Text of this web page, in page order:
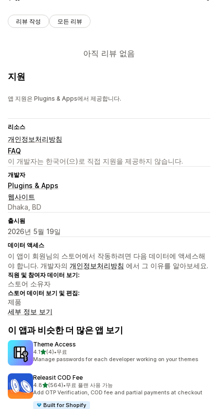
리뷰 작성 모든 리뷰
아직 리뷰 없음
지원
앱 지원은 Plugins & Apps에서 제공합니다.
리소스
개인정보처리방침
FAQ
이 개발자는 한국어(으)로 직접 지원을 제공하지 않습니다.
개발자
Plugins & Apps
웹사이트
Dhaka, BD
출시됨
2026년 5월 19일
데이터 액세스
이 앱이 회원님의 스토어에서 작동하려면 다음 데이터에 액세스해
야 합니다. 개발자의 개인정보처리방침 에서 그 이유를 알아보세요.
직원 및 참여자 데이터 보기:
스토어 소유자
스토어 데이터 보기 및 편집:
제품
세부 정보 보기
이 앱과 비슷한 더 많은 앱 보기
Theme Access
4.1별 5개 중
(4)
총 리뷰 4개
•무료
Manage passwords for each developer working on your themes
Releasit COD Fee
4.8별 5개 중
(564)
총 리뷰 564개
•무료 플랜 사용 가능
Add OTP Verification, COD fee and partial payments at checkout
Built for Shopify